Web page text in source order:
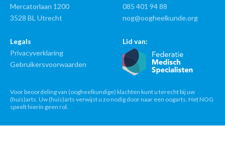
Mercatorlaan 1200
3528 BL Utrecht
085 401 94 88
nog@oogheelkunde.org
Legals
Privacyverklaring
Gebruikersvoorwaarden
Lid van:
Voor beoordeling van (oogheelkundige) klachten kunt u terecht bij uw
(huis)arts. Uw (huis)arts verwijst u zo nodig door naar een oogarts. Het NOG
speelt hierin geen rol.